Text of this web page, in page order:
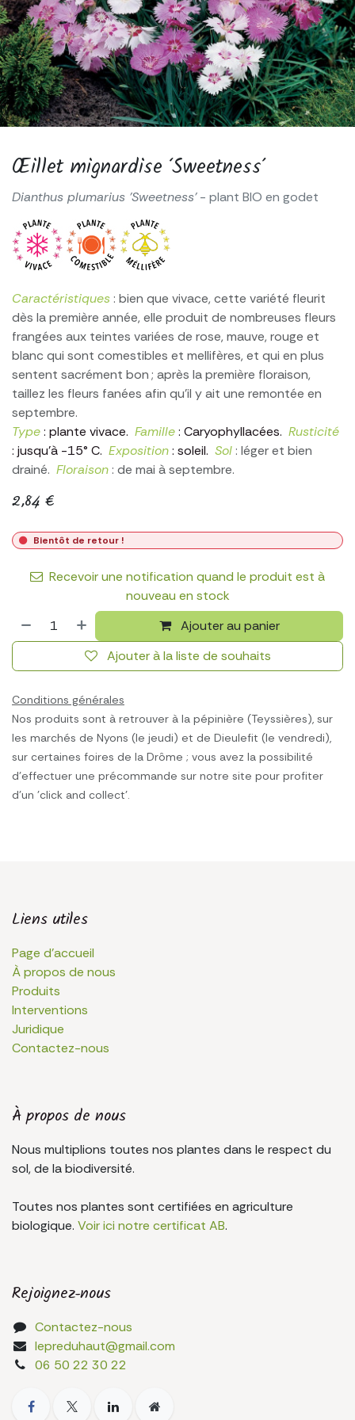
Œillet mignardise ‘Sweetness’
Dianthus plumarius 'Sweetness'- plant BIO en godet
Caractéristiques : bien que vivace, cette variété fleurit
dès la première année, elle produit de nombreuses fleurs
frangées aux teintes variées de rose, mauve, rouge et
blanc qui sont comestibles et mellifères, et qui en plus
sentent sacrément bon ; après la première floraison,
taillez les fleurs fanées afin qu’il y ait une remontée en
septembre.
Type: plante vivace. Famille: Caryophyllacées. Rusticité
: jusqu'à -15° C. Exposition: soleil. Sol : léger et bien
drainé. Floraison : de mai à septembre.
2,84 €
Bientôt de retour !
Recevoir une notification quand le produit est à
nouveau en stock
Ajouter au panier
Ajouter à la liste de souhaits
Conditions générales
Nos produits sont à retrouver à la pépinière (Teyssières), sur
les marchés de Nyons (le jeudi) et de Dieulefit (le vendredi),
sur certaines foires de la Drôme ; vous avez la possibilité
d'effectuer une précommande sur notre site pour profiter
d'un 'click and collect'.
Liens utiles
Page d'accueil
À propos de nous
Produits
Interventions
Juridique
Contactez-nous
À propos de nous
Nous multiplions toutes nos plantes dans le respect du
sol, de la biodiversité.
Toutes nos plantes sont certifiées en agriculture
biologique. Voir ici notre certificat AB.
Rejoignez-nous
Contactez-nous
lepreduhaut@gmail.com
06 50 22 30 22